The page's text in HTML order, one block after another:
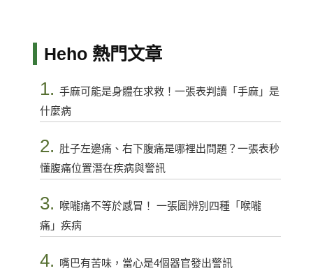
Heho 熱門文章
1. 手麻可能是身體在求救！一張表判讀「手麻」是
什麼病
2. 肚子左邊痛、右下腹痛是哪裡出問題？一張表秒
懂腹痛位置潛在疾病與警訊
3.
喉嚨痛不等於感冒！ 一張圖辨別四種「喉嚨
痛」疾病
4. 嘴巴有苦味，當心是4個器官發出警訊